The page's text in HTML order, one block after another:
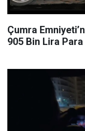
Çumra
905 Bin Lira